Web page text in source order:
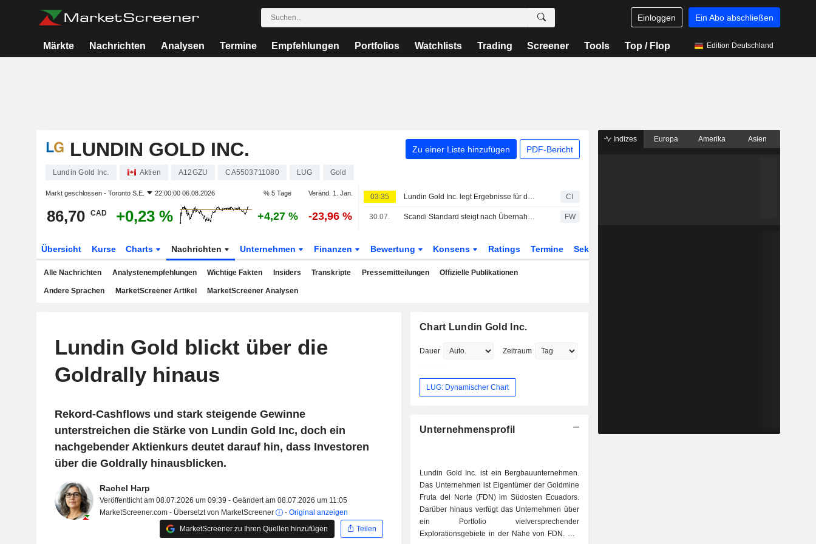
Einloggen Ein Abo abschließen
Märkte Nachrichten Analysen Termine Empfehlungen Portfolios Watchlists Trading Screener Tools Top / Flop Edition Deutschland
LUNDIN GOLD INC. Zu einer Liste hinzufügen PDF-Bericht
Lundin Gold Inc. Aktien A12GZU CA5503711080 LUG Gold
Markt geschlossen - Toronto S.E. 22:00:00 06.08.2026 % 5 Tage Veränd. 1. Jan.
86,70 CAD +0,23 % +4,27 % -23,96 %
03:35 Lundin Gold Inc. legt Ergebnisse für das zweite Quartal und die ersten sechs Monate bis zum 30. Juni 2026 vor CI
30.07. Scandi Standard steigt nach Übernahme, OMXS30 0,3 % im Plus FW
Übersicht Kurse Charts Nachrichten Unternehmen Finanzen Bewertung Konsens Ratings Termine Sektor
Alle Nachrichten Analystenempfehlungen Wichtige Fakten Insiders Transkripte Pressemitteilungen Offizielle Publikationen
Andere Sprachen MarketScreener Artikel MarketScreener Analysen
Lundin Gold blickt über die
Goldrally hinaus
Rekord-Cashflows und stark steigende Gewinne
unterstreichen die Stärke von Lundin Gold Inc, doch ein
nachgebender Aktienkurs deutet darauf hin, dass Investoren
über die Goldrally hinausblicken.
Rachel Harp
Veröffentlicht am 08.07.2026 um 09:39 - Geändert am 08.07.2026 um 11:05
MarketScreener.com - Übersetzt von MarketScreener
- Original anzeigen
MarketScreener zu Ihren Quellen hinzufügen
Teilen
Chart Lundin Gold Inc.
Dauer Zeitraum
LUG: Dynamischer Chart
Unternehmensprofil
Lundin Gold Inc. ist ein Bergbauunternehmen.
Das Unternehmen ist Eigentümer der Goldmine
Fruta del Norte (FDN) im Südosten Ecuadors.
Darüber hinaus verfügt das Unternehmen über
ein Portfolio vielversprechender
Explorationsgebiete in der Nähe von FDN. Die
Indizes Europa Amerika Asien